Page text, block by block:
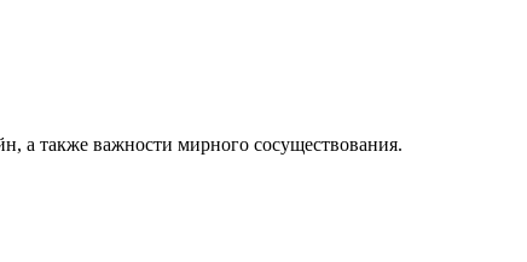
а также важности мирного сосуществования.